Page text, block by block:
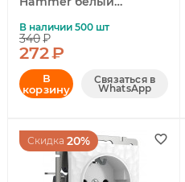
В наличии 500 шт
340₽
272₽
В
корзину
Связаться в
WhatsApp
Скидка 20%